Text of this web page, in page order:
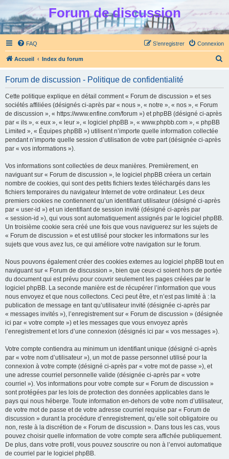
Forum de discussion
FAQ Connexion
S’enregistrer
Accueil Index du forum
Forum de discussion - Politique de confidentialité
Cette politique explique en détail comment « Forum de discussion » et ses
sociétés affiliées (désignés ci-après par « nous », « notre », « nos », « Forum
de discussion », « https://www.enfine.com/forum ») et phpBB (désigné ci-après
par « ils », « eux », « leur », « logiciel phpBB », « www.phpbb.com », « phpBB
Limited », « Équipes phpBB ») utilisent n’importe quelle information collectée
pendant n’importe quelle session d’utilisation de votre part (désignée ci-après
par « vos informations »).
Vos informations sont collectées de deux manières. Premièrement, en
naviguant sur « Forum de discussion », le logiciel phpBB créera un certain
nombre de cookies, qui sont des petits fichiers textes téléchargés dans les
fichiers temporaires du navigateur Internet de votre ordinateur. Les deux
premiers cookies ne contiennent qu’un identifiant utilisateur (désigné ci-après
par « user-id ») et un identifiant de session invité (désigné ci-après par
« session-id »), qui vous sont automatiquement assignés par le logiciel phpBB.
Un troisième cookie sera créé une fois que vous naviguerez sur les sujets de
« Forum de discussion » et est utilisé pour stocker les informations sur les
sujets que vous avez lus, ce qui améliore votre navigation sur le forum.
Nous pouvons également créer des cookies externes au logiciel phpBB tout en
naviguant sur « Forum de discussion », bien que ceux-ci soient hors de portée
du document qui est prévu pour couvrir seulement les pages créées par le
logiciel phpBB. La seconde manière est de récupérer l’information que vous
nous envoyez et que nous collectons. Ceci peut être, et n’est pas limité à : la
publication de message en tant qu’utilisateur invité (désignée ci-après par
« messages invités »), l’enregistrement sur « Forum de discussion » (désignée
ici par « votre compte ») et les messages que vous envoyez après
l’enregistrement et lors d’une connexion (désignés ici par « vos messages »).
Votre compte contiendra au minimum un identifiant unique (désigné ci-après
par « votre nom d’utilisateur »), un mot de passe personnel utilisé pour la
connexion à votre compte (désigné ci-après par « votre mot de passe »), et
une adresse courriel personnelle valide (désignée ci-après par « votre
courriel »). Vos informations pour votre compte sur « Forum de discussion »
sont protégées par les lois de protection des données applicables dans le
pays qui nous héberge. Toute information en-dehors de votre nom d’utilisateur,
de votre mot de passe et de votre adresse courriel requise par « Forum de
discussion » durant la procédure d’enregistrement, qu’elle soit obligatoire ou
non, reste à la discrétion de « Forum de discussion ». Dans tous les cas, vous
pouvez choisir quelle information de votre compte sera affichée publiquement.
De plus, dans votre profil, vous pouvez souscrire ou non à l’envoi automatique
de courriel par le logiciel phpBB.